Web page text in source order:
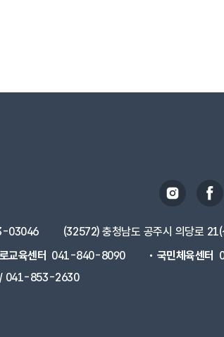
03046
(32572) 충청남도 공주시 의당로 21(
교육센터 041-840-8090 국민체육센터
041-853-2630